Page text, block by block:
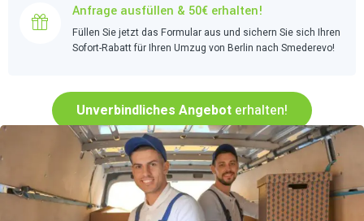
Anfrage ausfüllen & 50€ erhalten!
Füllen Sie jetzt das Formular aus und sichern Sie sich Ihren
Sofort-Rabatt für Ihren Umzug von Berlin nach Smederevo!
Unverbindliches Angebot erhalten!